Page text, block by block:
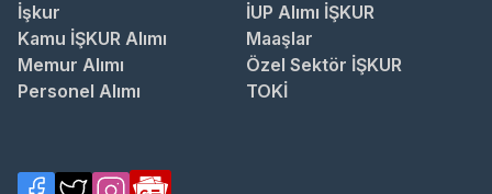
İşkur
İUP Alımı İŞKUR
Kamu İŞKUR Alımı
Maaşlar
Memur Alımı
Özel Sektör İŞKUR
Personel Alımı
TOKİ